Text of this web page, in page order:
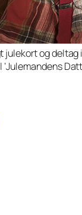
julekort og